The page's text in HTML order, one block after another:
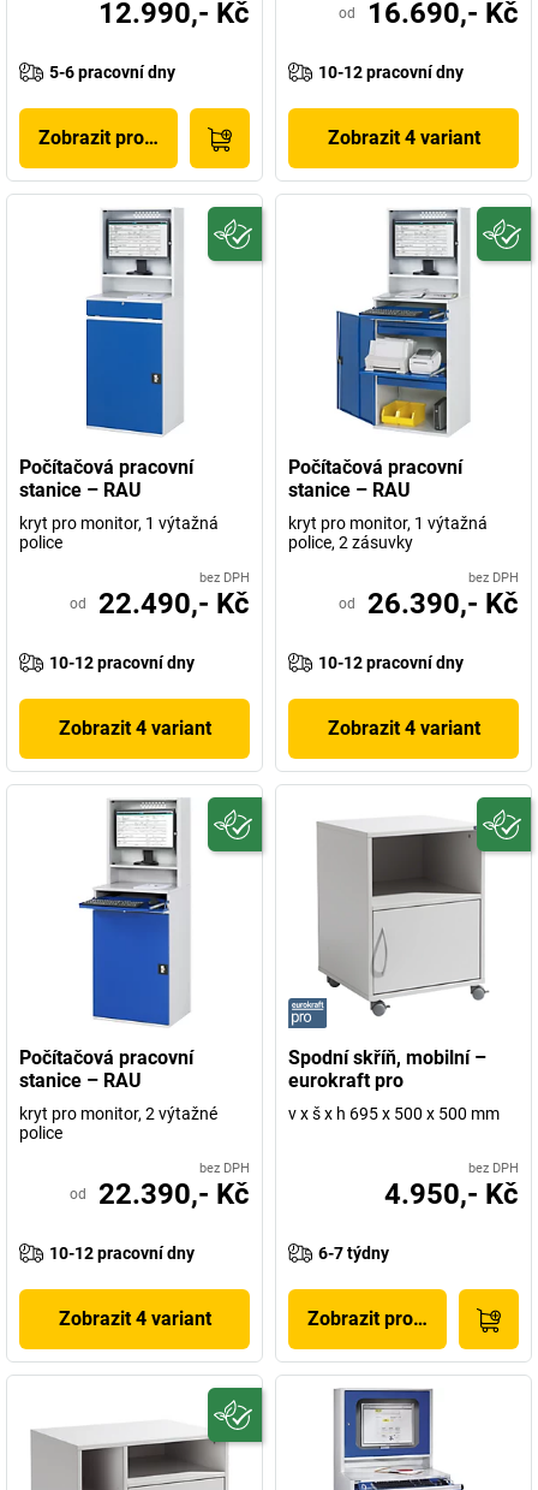
12.990,- Kč
5-6 pracovní dny
Zobrazit produkt
od 16.690,- Kč
10-12 pracovní dny
Zobrazit 4 variant
Počítačová pracovní
stanice – RAU
kryt pro monitor, 1 výtažná
police
bez DPH
od 22.490,- Kč
10-12 pracovní dny
Zobrazit 4 variant
Počítačová pracovní
stanice – RAU
kryt pro monitor, 1 výtažná
police, 2 zásuvky
bez DPH
od 26.390,- Kč
10-12 pracovní dny
Zobrazit 4 variant
Počítačová pracovní
stanice – RAU
kryt pro monitor, 2 výtažné
police
bez DPH
od 22.390,- Kč
10-12 pracovní dny
Zobrazit 4 variant
Spodní skříň, mobilní –
eurokraft pro
v x š x h 695 x 500 x 500 mm
bez DPH
4.950,- Kč
6-7 týdny
Zobrazit produkt